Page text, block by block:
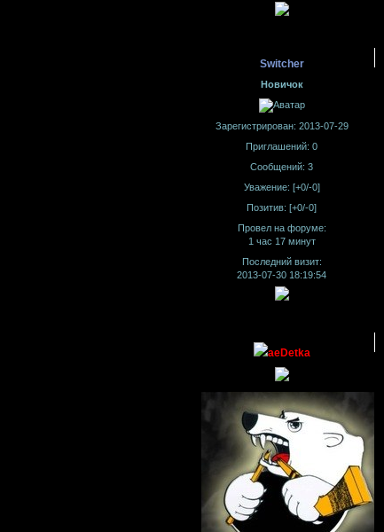
Switcher
Новичок
Зарегистрирован: 2013-07-29
Приглашений: 0
Сообщений: 3
Уважение: [+0/-0]
Позитив: [+0/-0]
Провел на форуме:
1 час 17 минут
Последний визит:
2013-07-30 18:19:54
aeDetka